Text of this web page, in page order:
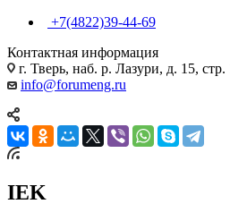
+7(4822)39-44-69
Контактная информация
г. Тверь, наб. р. Лазури, д. 15, стр.
info@forumeng.ru
IEK